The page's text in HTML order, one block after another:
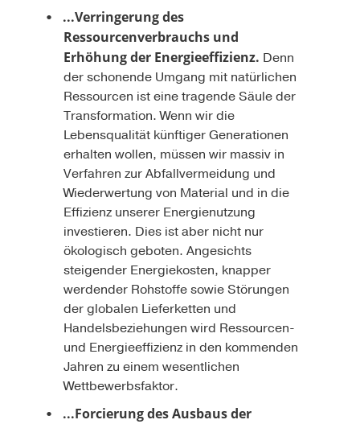
...Verringerung des
Ressourcenverbrauchs und
Erhöhung der Energieeffizienz. Denn
der schonende Umgang mit natürlichen
Ressourcen ist eine tragende Säule der
Transformation. Wenn wir die
Lebensqualität künftiger Generationen
erhalten wollen, müssen wir massiv in
Verfahren zur Abfallvermeidung und
Wiederwertung von Material und in die
Effizienz unserer Energienutzung
investieren. Dies ist aber nicht nur
ökologisch geboten. Angesichts
steigender Energiekosten, knapper
werdender Rohstoffe sowie Störungen
der globalen Lieferketten und
Handelsbeziehungen wird Ressourcen-
und Energieeffizienz in den kommenden
Jahren zu einem wesentlichen
Wettbewerbsfaktor.
...Forcierung des Ausbaus der